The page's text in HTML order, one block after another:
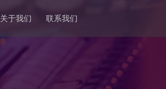
关于我们 联系我们